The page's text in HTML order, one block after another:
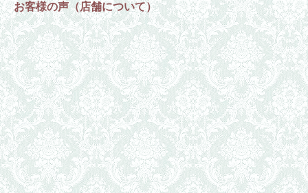
お客様の声（店舗について）